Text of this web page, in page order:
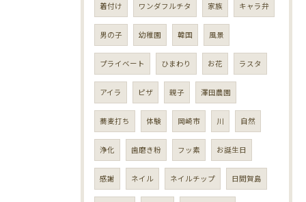
着付け ワンダフルチタ 家族 キャラ弁
男の子 幼稚園 韓国 風景
プライベート ひまわり お花 ラスタ
アイラ ピザ 親子 澤田農園
蕎麦打ち 体験 岡崎市 川 自然
浄化 歯磨き粉 フッ素 お誕生日
感謝 ネイル ネイルチップ 日間賀島